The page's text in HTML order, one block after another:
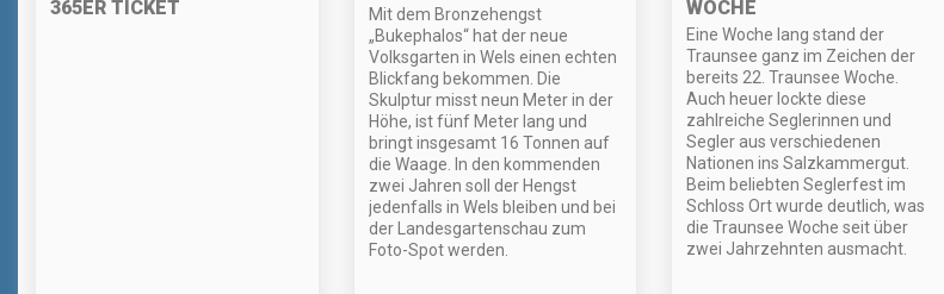
365ER TICKET
Mit dem Bronzehengst
„Bukephalos“ hat der neue
Volksgarten in Wels einen echten
Blickfang bekommen. Die
Skulptur misst neun Meter in der
Höhe, ist fünf Meter lang und
bringt insgesamt 16 Tonnen auf
die Waage. In den kommenden
zwei Jahren soll der Hengst
jedenfalls in Wels bleiben und bei
der Landesgartenschau zum
Foto-Spot werden.
WOCHE
Eine Woche lang stand der
Traunsee ganz im Zeichen der
bereits 22. Traunsee Woche.
Auch heuer lockte diese
zahlreiche Seglerinnen und
Segler aus verschiedenen
Nationen ins Salzkammergut.
Beim beliebten Seglerfest im
Schloss Ort wurde deutlich, was
die Traunsee Woche seit über
zwei Jahrzehnten ausmacht.